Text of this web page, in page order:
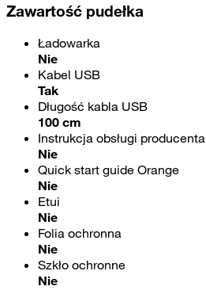
Zawartość pudełka
Ładowarka
Nie
Kabel USB
Tak
Długość kabla USB
100 cm
Instrukcja obsługi producenta
Nie
Quick start guide Orange
Nie
Etui
Nie
Folia ochronna
Nie
Szkło ochronne
Nie